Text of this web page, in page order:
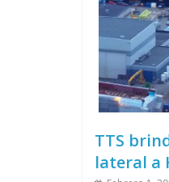
TTS
lateral a